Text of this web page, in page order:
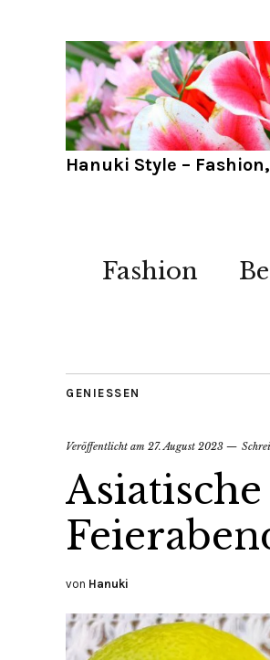
Hanuki Style –
Fashion
GENIESSEN
Veröffentlicht am 27. August 2023
von Hanuki